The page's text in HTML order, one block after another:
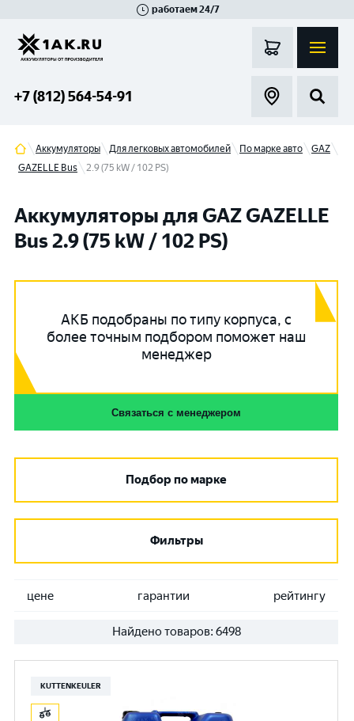
работаем 24/7
+7 (812) 564-54-91
Аккумуляторы Для легковых автомобилей По марке авто
GAZ
GAZELLE Bus
2.9 (75 kW / 102 PS)
Аккумуляторы для GAZ GAZELLE
Bus 2.9 (75 kW / 102 PS)
АКБ подобраны по типу корпуса, с
более точным подбором поможет наш
менеджер
Связаться с менеджером
Подбор по марке
Фильтры
цене гарантии рейтингу
Найдено товаров: 6498
KUTTENKEULER
Гатчина